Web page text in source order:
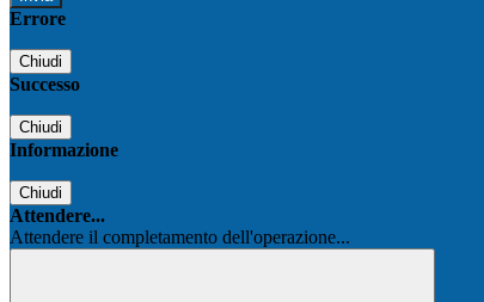
Errore
Chiudi
Successo
Chiudi
Informazione
Chiudi
Attendere...
Attendere il completamento dell'operazione...